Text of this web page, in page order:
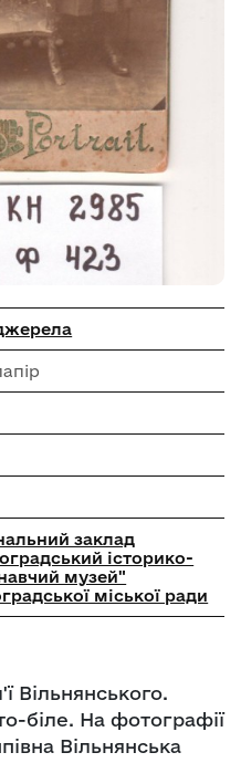
заклад
історико-
музей"
міської ради
Вільнянського.
біле. На фотографії
Вільнянська